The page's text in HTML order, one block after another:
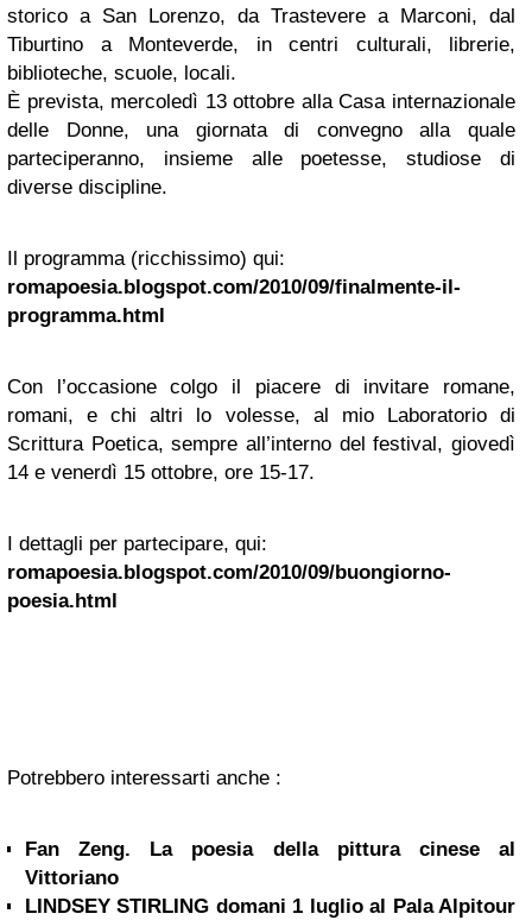
storico a San Lorenzo, da Trastevere a Marconi, dal
Tiburtino a Monteverde, in centri culturali, librerie,
biblioteche, scuole, locali.
È prevista, mercoledì 13 ottobre alla Casa internazionale
delle Donne, una giornata di convegno alla quale
parteciperanno, insieme alle poetesse, studiose di
diverse discipline.
Il programma (ricchissimo) qui:
romapoesia.blogspot.com/2010/09/finalmente-il-
programma.html
Con l’occasione colgo il piacere di invitare romane,
romani, e chi altri lo volesse, al mio Laboratorio di
Scrittura Poetica, sempre all’interno del festival, giovedì
14 e venerdì 15 ottobre, ore 15-17.
I dettagli per partecipare, qui:
romapoesia.blogspot.com/2010/09/buongiorno-
poesia.html
Potrebbero interessarti anche :
Fan Zeng. La poesia della pittura cinese al
Vittoriano
LINDSEY STIRLING domani 1 luglio al Pala Alpitour